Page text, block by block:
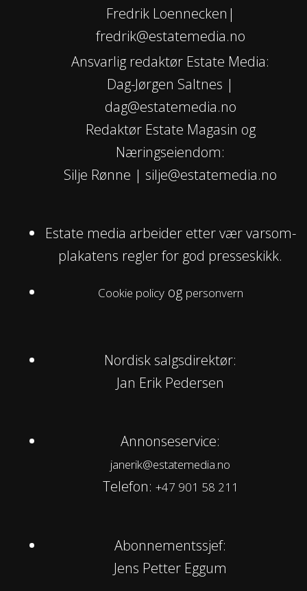
Fredrik Loennecken|
fredrik@estatemedia.no
Ansvarlig redaktør Estate Media:
Dag-Jørgen Saltnes |
dag@estatemedia.no
Redaktør Estate Magasin og
Næringseiendom:
Silje Rønne | silje@estatemedia.no
Estate media arbeider etter vær varsom-
plakatens regler for god presseskikk.
Cookie policyog personvern
Nordisk salgsdirektør:
Jan Erik Pedersen
Annonseservice:
janerik@estatemedia.no
Telefon: +47 901 58 211
Abonnementssjef:
Jens Petter Eggum